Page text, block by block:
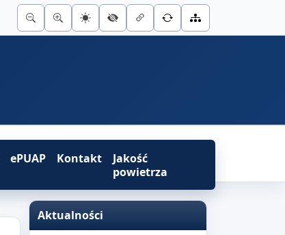
ePUAP Kontakt
Jakość
powietrza
Aktualności